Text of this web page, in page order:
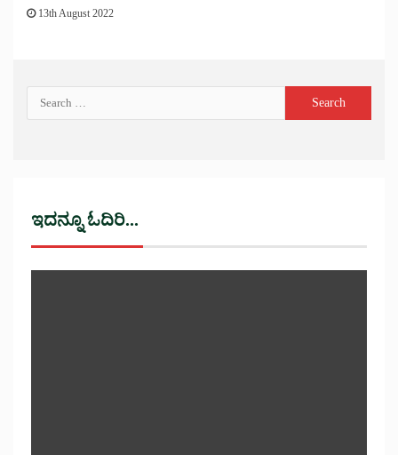
13th August 2022
ಇದನ್ನೂ ಓದಿರಿ...